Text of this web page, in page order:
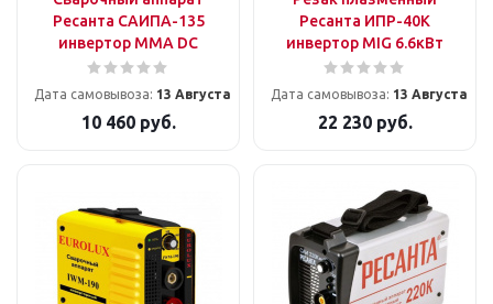
Ресанта САИПА-135
инвертор ММА DC
Дата самовывоза: 13 Августа
10 460руб.
Ресанта ИПР-40К
инвертор MIG 6.6кВт
Дата самовывоза: 13 Августа
22 230руб.